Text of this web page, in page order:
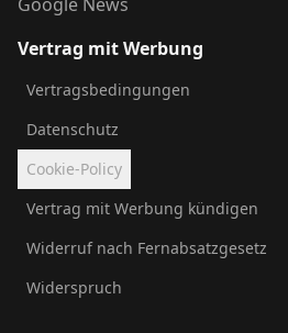
Vertrag mit Werbung
Vertragsbedingungen
Datenschutz
Cookie-Policy
Vertrag mit Werbung kündigen
Widerruf nach Fernabsatzgesetz
Widerspruch